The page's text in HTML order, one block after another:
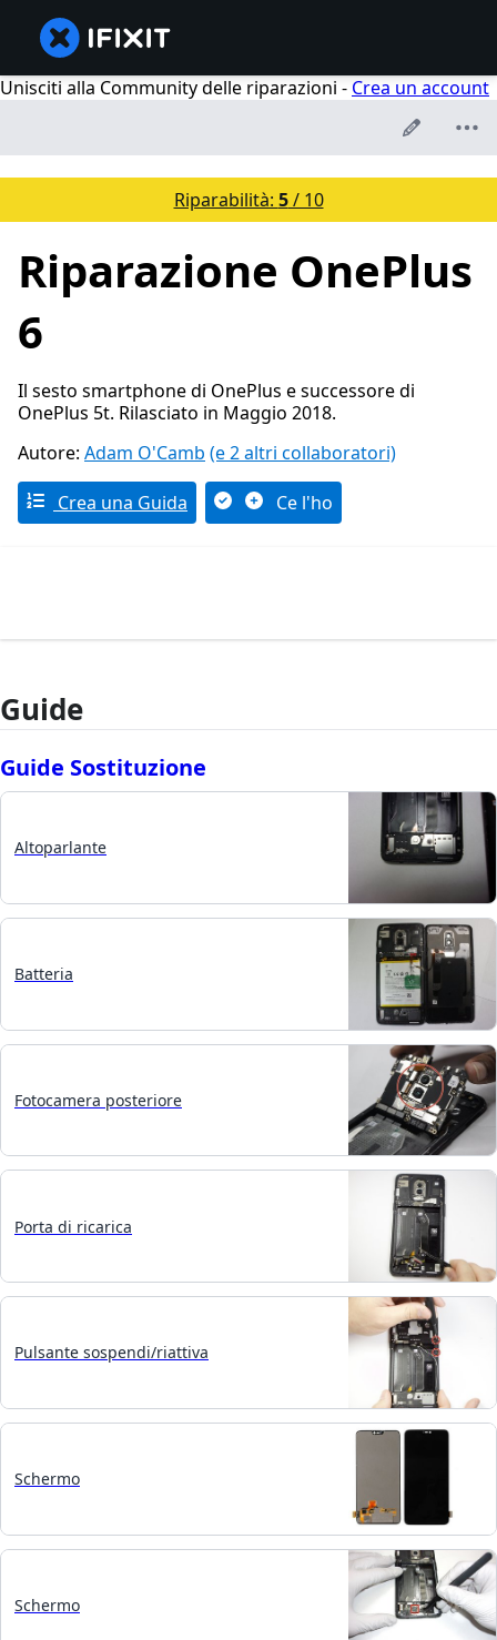
Unisciti alla Community delle riparazioni - Crea un account
Riparabilità: 5/ 10
Riparazione OnePlus
6
Il sesto smartphone di OnePlus e successore di
OnePlus 5t. Rilasciato in Maggio 2018.
Autore: Adam O'Camb (e 2 altri collaboratori)
Crea una Guida Ce l'ho
Guide
Guide Sostituzione
Altoparlante
Batteria
Fotocamera posteriore
Porta di ricarica
Pulsante sospendi/riattiva
Schermo
Schermo